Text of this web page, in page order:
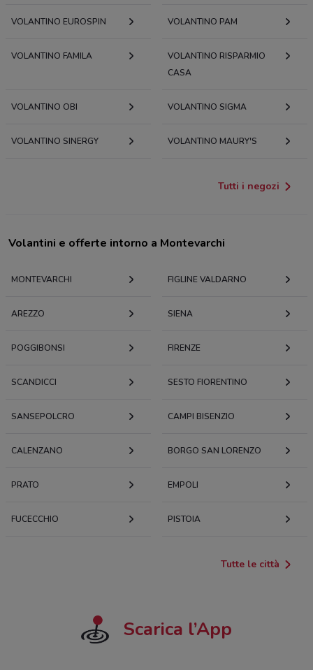
VOLANTINO EUROSPIN VOLANTINO PAM
VOLANTINO FAMILA
VOLANTINO RISPARMIO
CASA
VOLANTINO OBI VOLANTINO SIGMA
VOLANTINO SINERGY VOLANTINO MAURY'S
Tutti i negozi
Volantini e offerte intorno a Montevarchi
MONTEVARCHI FIGLINE VALDARNO
AREZZO SIENA
POGGIBONSI FIRENZE
SCANDICCI SESTO FIORENTINO
SANSEPOLCRO CAMPI BISENZIO
CALENZANO BORGO SAN LORENZO
PRATO EMPOLI
FUCECCHIO PISTOIA
Tutte le città
Scarica l’App